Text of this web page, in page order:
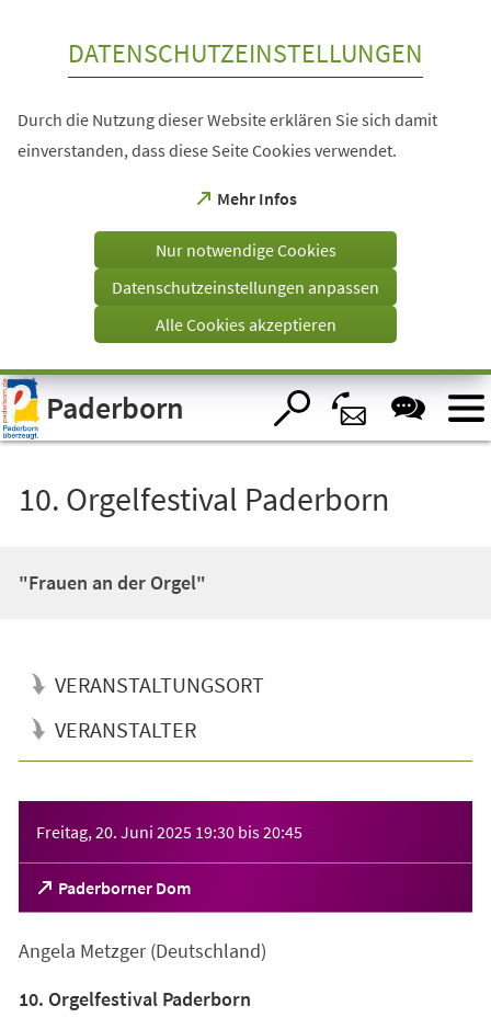
Visuelle
Assistenzsoftware
öffnen.
DATENSCHUTZEINSTELLUNGEN
Durch die Nutzung dieser Website erklären Sie sich damit
einverstanden, dass diese Seite Cookies verwendet.
Mehr Infos
(Öffnet
einem
Tab)
Nur notwendige Cookies
Datenschutzeinstellungen anpassen
Alle Cookies akzeptieren
Paderborn
10. Orgelfestival Paderborn
"Frauen an der Orgel"
VERANSTALTUNGSORT
VERANSTALTER
Freitag, 20. Juni 2025 19:30 bis20:45
Paderborner Dom
(Öffnet
in
neuen
Angela Metzger (Deutschland)
10. Orgelfestival Paderborn